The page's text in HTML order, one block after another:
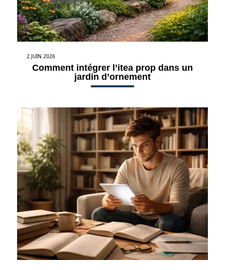
2 JUIN 2026
Comment intégrer l’itea prop dans un
jardin d’ornement